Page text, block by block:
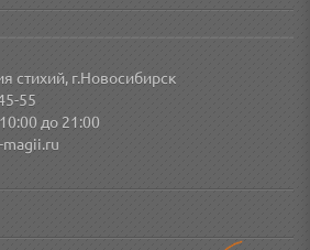
стихий, г.Новосибирск
55
до 21:00